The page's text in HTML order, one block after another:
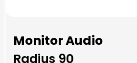
Monitor Audio
Radius 90